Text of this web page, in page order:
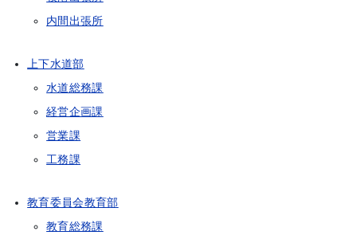
内間出張所
上下水道部
水道総務課
経営企画課
営業課
工務課
教育委員会教育部
教育総務課